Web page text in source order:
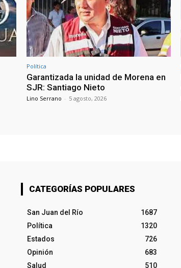
Política
Garantizada la unidad de Morena en
SJR: Santiago Nieto
Lino Serrano - 5 agosto, 2026
CATEGORÍAS POPULARES
San Juan del Río
1687
Política
1320
Estados
726
Opinión
683
Salud
510